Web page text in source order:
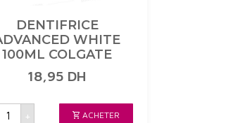
DENTIFRICE
WHITE
100ML COLGATE
18,95 DH
+ ACHETER